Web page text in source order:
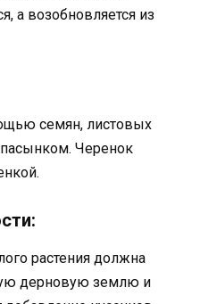
а возобновляется из
семян, листовых
Черенок
растения должна
дерновую землю и